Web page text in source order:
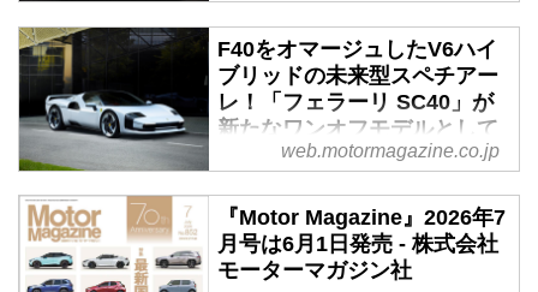
伝説として始まり、革新へと至っ
たスーパーカーたち。1970年代
の懐かしいモデルから現代のハイ
パースポーツまで紹介していこ
う。今回は、2019年にV8ミッド
登場した、F8トリブートだ。
F40をオマージュしたV6ハイ
ブリッドの未来型スペチアー
レ！「フェラーリ SC40」が
新たなワンオフモデルとして
登場 - Webモーターマガジン
フェラーリは、スペシャルプロジ
ェクトプログラムによる最新のワ
ンオフモデル「SC40」を発表し
た。ミッドシップV6ハイブリッ
web.motormagazine.co.jp
『Motor Magazine』2026年7
月号は6月1日発売 - 株式会社
モーターマガジン社